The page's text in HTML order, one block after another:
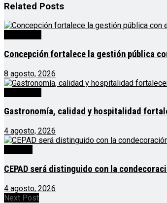
Related Posts
Concepción fortalece la gestión pública
8 agosto, 2026
Gastronomía, calidad y hospitalidad
4 agosto, 2026
CEPAD será distinguido con la
4 agosto, 2026
Next Post